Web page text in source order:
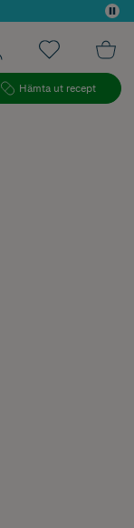
Hämta ut recept